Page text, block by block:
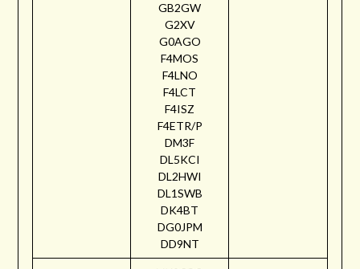
GB2GW
G2XV
G0AGO
F4MOS
F4LNO
F4LCT
F4ISZ
F4ETR/P
DM3F
DL5KCI
DL2HWI
DL1SWB
DK4BT
DG0JPM
DD9NT